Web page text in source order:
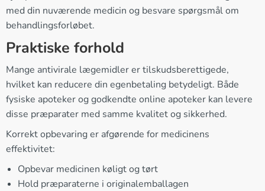
med din nuværende medicin og besvare spørgsmål om
behandlingsforløbet.
Praktiske forhold
Mange antivirale lægemidler er tilskudsberettigede,
hvilket kan reducere din egenbetaling betydeligt. Både
fysiske apoteker og godkendte online apoteker kan levere
disse præparater med samme kvalitet og sikkerhed.
Korrekt opbevaring er afgørende for medicinens
effektivitet:
Opbevar medicinen køligt og tørt
Hold præparaterne i originalemballagen